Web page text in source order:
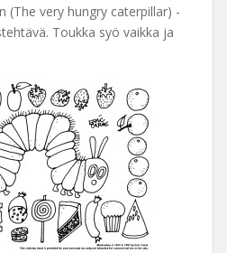
(The very hungry caterpillar) -
Toukka syö vaikka ja